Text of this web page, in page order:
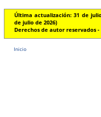
Última actualización: 31 de
de julio de 2026)
Derechos de autor reservados
Inicio